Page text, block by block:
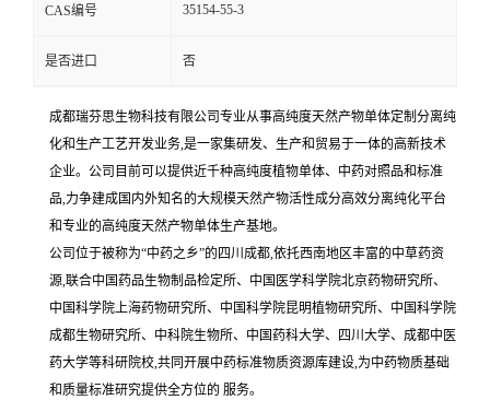
CAS编号 35154-55-3
是否进口 否
成都瑞芬思生物科技有限公司专业从事高纯度天然产物单体定制分离纯
化和生产工艺开发业务,是一家集研发、生产和贸易于一体的高新技术
企业。公司目前可以提供近千种高纯度植物单体、中药对照品和标准
品,力争建成国内外知名的大规模天然产物活性成分高效分离纯化平台
和专业的高纯度天然产物单体生产基地。
公司位于被称为“中药之乡”的四川成都,依托西南地区丰富的中草药资
源,联合中国药品生物制品检定所、中国医学科学院北京药物研究所、
中国科学院上海药物研究所、中国科学院昆明植物研究所、中国科学院
成都生物研究所、中科院生物所、中国药科大学、四川大学、成都中医
药大学等科研院校,共同开展中药标准物质资源库建设,为中药物质基础
和质量标准研究提供全方位的 服务。